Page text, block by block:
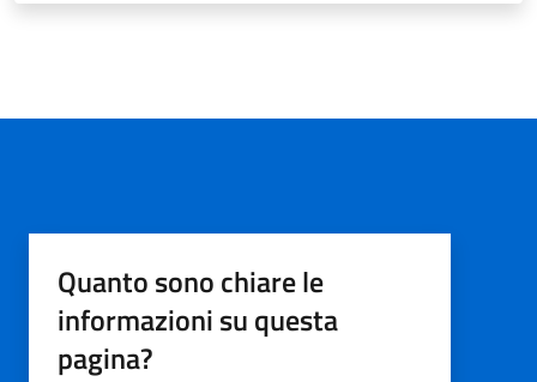
Quanto sono chiare le
informazioni su questa
pagina?